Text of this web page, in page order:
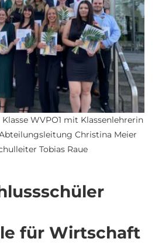
WVPO1 mit Klassenlehrerin
Christina Meier
Tobias Raue
für Wirtschaft